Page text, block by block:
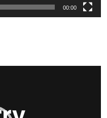
00:00